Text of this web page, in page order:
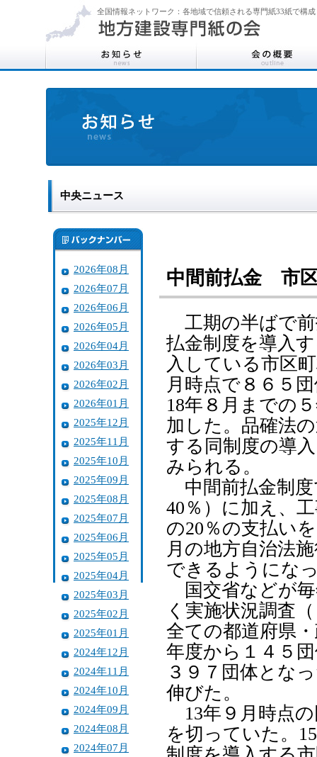
全国情報ネットワーク：各地域で信頼される専門紙33紙で構成
中央ニュース
2026年08月
2026年07月
2026年06月
2026年05月
2026年04月
2026年03月
2026年02月
2026年01月
2025年12月
2025年11月
2025年10月
2025年09月
2025年08月
2025年07月
2025年06月
2025年05月
2025年04月
2025年03月
2025年02月
2025年01月
2024年12月
2024年11月
2024年10月
2024年09月
2024年08月
2024年07月
中間前払金 市
工期の半ばで
払金制度を導入
入している市区
月時点で８６５
18年８月までの
加した。品確法
する同制度の導
みられる。
中間前払金制度
40％）に加え、
の20％の支払い
月の地方自治法
できるようにな
国交省などが毎
く実施状況調査
全ての都道府県
年度から１４５
３９７団体とな
伸びた。
13年９月時点の
を切っていた。